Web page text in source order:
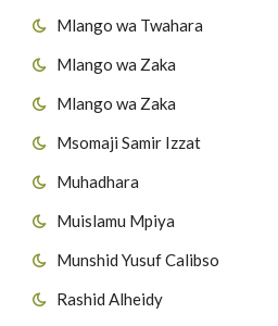
Mlango wa Twahara
Mlango wa Zaka
Mlango wa Zaka
Msomaji Samir Izzat
Muhadhara
Muislamu Mpiya
Munshid Yusuf Calibso
Rashid Alheidy